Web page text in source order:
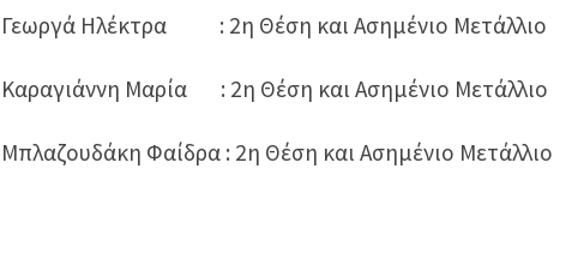
Γεωργά Ηλέκτρα : 2η Θέση και Ασημένιο Μετάλλιο
Καραγιάννη Μαρία : 2η Θέση και Ασημένιο Μετάλλιο
Μπλαζουδάκη Φαίδρα : 2η Θέση και Ασημένιο Μετάλλιο